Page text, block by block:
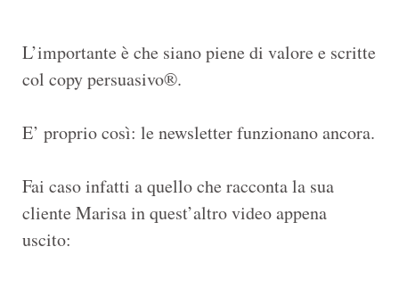
L’importante è che siano piene di valore e scritte
col copy persuasivo®.
E’ proprio così: le newsletter funzionano ancora.
Fai caso infatti a quello che racconta la sua
cliente Marisa in quest’altro video appena
uscito: